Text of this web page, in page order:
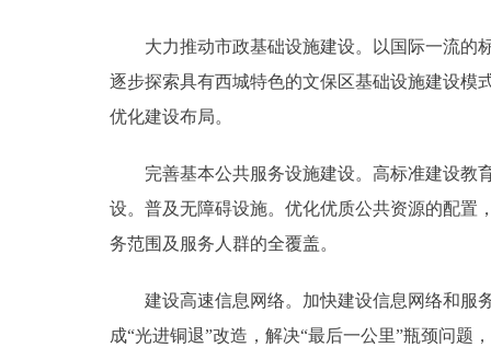
大力推动市政基础设施建设。以国际一流的标
逐步探索具有西城特色的文保区基础设施建设模
优化建设布局。
完善基本公共服务设施建设。高标准建设教育
设。普及无障碍设施。优化优质公共资源的配置
务范围及服务人群的全覆盖。
建设高速信息网络。加快建设信息网络和服务
成“光进铜退”改造，解决“最后一公里”瓶颈问题